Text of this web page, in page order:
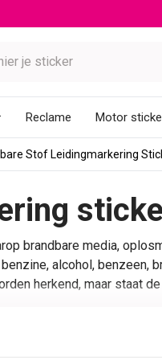
Reclame Motor
Stof Leidingmarkering
brandbare media,
alcohol, benzeen,
herkend, maar staat